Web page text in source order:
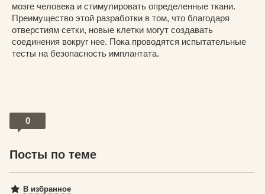
мозге человека и стимулировать определенные ткани.
Преимущество этой разработки в том, что благодаря
отверстиям сетки, новые клетки могут создавать
соединения вокруг нее. Пока проводятся испытательные
тесты на безопасность имплантата.
0
Посты по теме
В избранное